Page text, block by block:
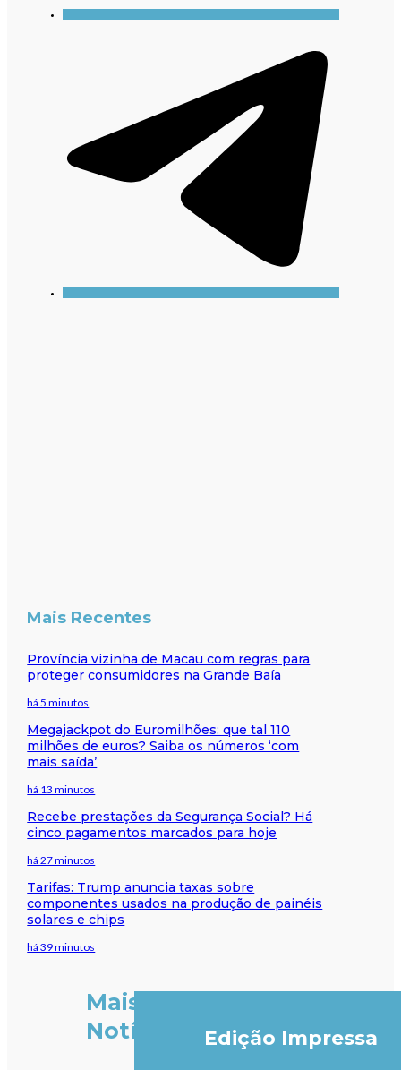
Mais Recentes
Província vizinha de Macau com regras para
proteger consumidores na Grande Baía
há 5 minutos
Megajackpot do Euromilhões: que tal 110
milhões de euros? Saiba os números ‘com
mais saída’
há 13 minutos
Recebe prestações da Segurança Social? Há
cinco pagamentos marcados para hoje
há 27 minutos
Tarifas: Trump anuncia taxas sobre
componentes usados na produção de painéis
solares e chips
há 39 minutos
Mais
Notícias
Edição Impressa